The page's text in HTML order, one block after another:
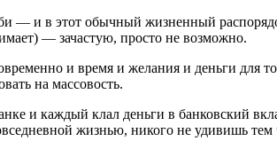
— и в этот обычный жизненный
— зачастую, просто не возможно.
и время и желания и деньги для
на массовость.
и каждый клал деньги в банковский
жизнью, никого не удивишь тем